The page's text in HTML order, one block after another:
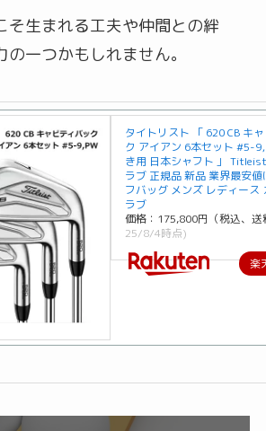
そ生まれる工夫や仲間との絆
一つかもしれません。
タイトリスト 「 620 CB キ
ク アイアン 6本セット #5-9
き用 日本シャフト 」
ラブ 正規品 新品 業界最安
フバッグ メンズ レディース
ラブ
価格：175,800円（税込、送
25/8/4時点)
楽